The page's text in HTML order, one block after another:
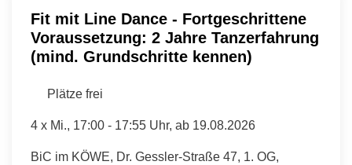
Fit mit Line Dance - Fortgeschrittene
Voraussetzung: 2 Jahre Tanzerfahrung
(mind. Grundschritte kennen)
Plätze frei
4 x Mi., 17:00 - 17:55 Uhr, ab 19.08.2026
BiC im KÖWE, Dr. Gessler-Straße 47, 1. OG,